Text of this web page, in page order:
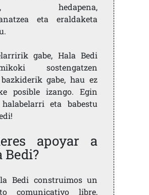
hedapena,
eta eraldaketa
gabe, Hala Bedi
sostengatzen
gabe, hau ez
posible izango. Egin
eta babestu
apoyar a
Bedi?
Bedi construimos un
comunicativo libre,